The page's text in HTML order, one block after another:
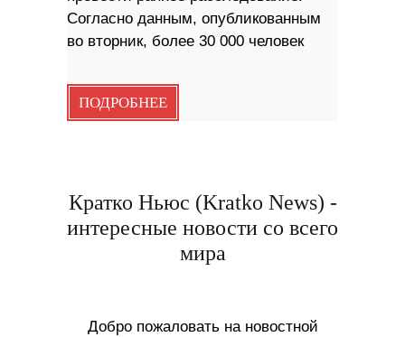
Согласно данным, опубликованным
во вторник, более 30 000 человек
ПОДРОБНЕЕ
Кратко Ньюс (Kratko News) -
интересные новости со всего
мира
Добро пожаловать на новостной